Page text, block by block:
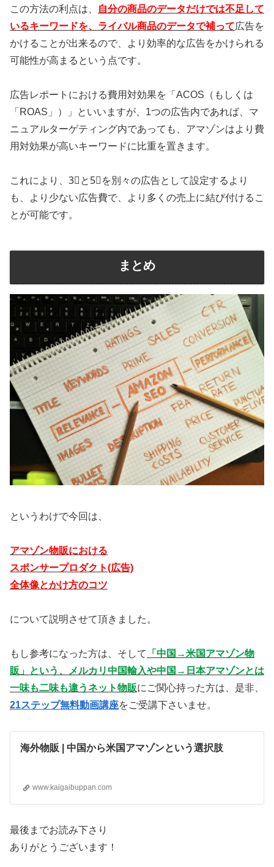
この方法の利点は、
自分の商品のデータだけでは不足して
いるキーワードを、ライバル商品のデータで補って広告を
かけることが出来るので、より効率的な広告をかけられる
可能性が高まるという点です。
広告レポートにおける費用対効果を「ACOS（もしくは
「ROAS」）」といいますが、1つの広告内であれば、マ
ニュアルターゲティング内であっても、アマゾンはより費
用対効果が高いキーワードに比重を置きます。
これにより、3⃣と5⃣を別々の広告として設定するより
も、より少ない広告費で、より多くの売上に結び付けるこ
とが可能です。
まとめ
というわけで今回は、
アマゾン物販における
スポンサープロダクト(広告)
全体像とかけ方のコツ
について説明させて頂きました。
もし参考になった方は、そして
「中国→米国アマゾン物
販」という、メルカリ中国輸入や中国→日本アマゾンとは
一味も二味も違うネット物販にご関心持った方は、是非、
21ステップ無料動画講座をご受講下さいませ。
海外物販 | 中国から米国アマゾンという選択肢
www.kaigaibuppan.com
最後までお読み下さり
ありがとうございます！